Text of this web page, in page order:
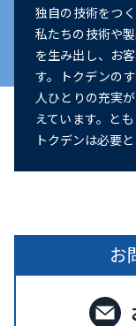
独自の技術をつ
私たちの技術や
を生み出し、お
す。トクデンの
人ひとりの充実
えています。と
トクデンは必要と
お